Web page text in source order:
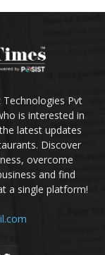
Pvt
is interested in
latest updates
Discover
overcome
and find
a single platform!